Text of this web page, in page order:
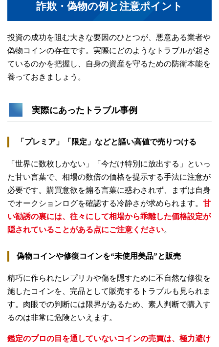
詐欺・偽物の例と注意ポイント
投資の成功を阻む大きな要因のひとつが、悪意ある業者や
偽物コインの存在です。実際にどのようなトラブルが起き
ているのかを把握し、自身の資産を守るための防衛本能を
養っておきましょう。
実際にあったトラブル事例
「プレミア」「限定」などと謳い高値で売りつける
「世界に数枚しかない」「今だけ特別に放出する」といっ
た甘い言葉で、相場の数倍の価格を提示する手法に注意が
必要です。購買意欲を煽る言葉に惑わされず、まずは自身
でオークションログを確認する冷静さが求められます。 甘
い勧誘の裏には、往々にして相場から乖離した価格設定が
隠されていることがある点にご注意ください。
偽物コインや修復コインを“未使用美品”と販売
精巧に作られたレプリカや傷を隠すために不自然な修復を
施したコインを、完品として販売するトラブルも見られま
す。肉眼での判断には限界があるため、素人判断で購入す
るのは非常に危険といえます。
鑑定のプロの目を通していないコインの売買は、極力避け